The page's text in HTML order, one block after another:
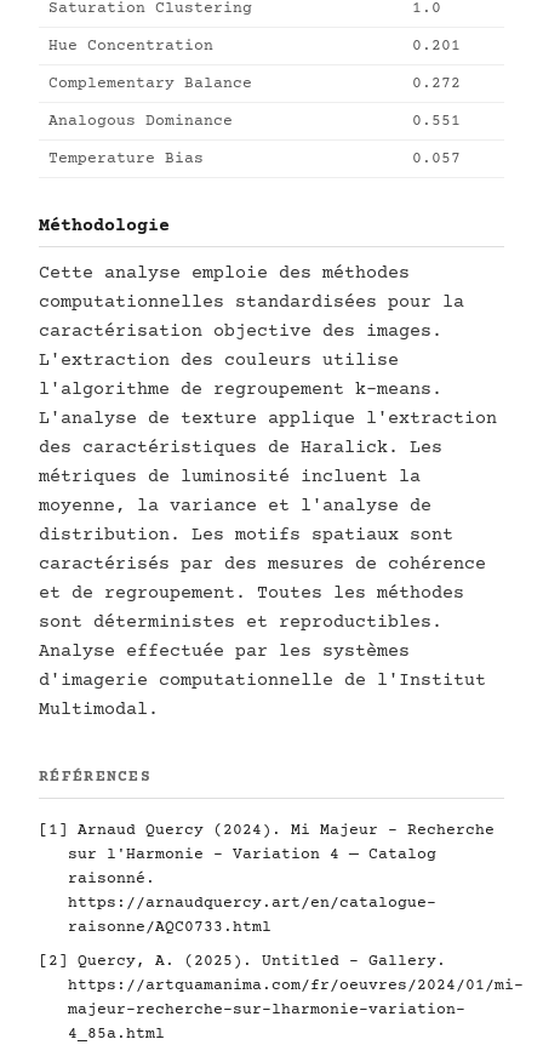
Saturation Clustering 1.0
Hue Concentration 0.201
Complementary Balance 0.272
Analogous Dominance 0.551
Temperature Bias 0.057
Méthodologie
Cette analyse emploie des méthodes
computationnelles standardisées pour la
caractérisation objective des images.
L'extraction des couleurs utilise
l'algorithme de regroupement k-means.
L'analyse de texture applique l'extraction
des caractéristiques de Haralick. Les
métriques de luminosité incluent la
moyenne, la variance et l'analyse de
distribution. Les motifs spatiaux sont
caractérisés par des mesures de cohérence
et de regroupement. Toutes les méthodes
sont déterministes et reproductibles.
Analyse effectuée par les systèmes
d'imagerie computationnelle de l'Institut
Multimodal.
RÉFÉRENCES
[1] Arnaud Quercy (2024). Mi Majeur - Recherche
sur l'Harmonie - Variation 4 — Catalog
raisonné.
https://arnaudquercy.art/en/catalogue-
raisonne/AQC0733.html
[2] Quercy, A. (2025). Untitled - Gallery.
https://artquamanima.com/fr/oeuvres/2024/01/mi-
majeur-recherche-sur-lharmonie-variation-
4_85a.html